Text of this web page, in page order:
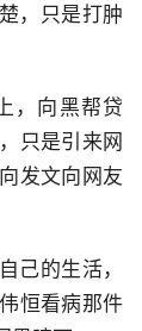
，只是打肿
，向黑帮贷
只是引来网
发文向网友
己的生活，
恒看病那件